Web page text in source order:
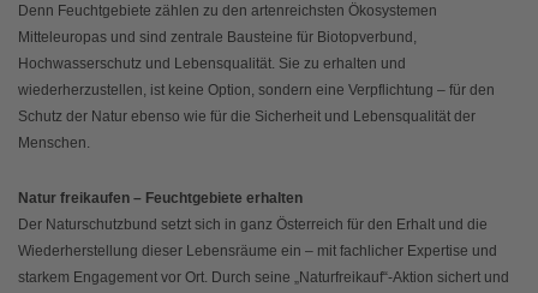
Denn Feuchtgebiete zählen zu den artenreichsten Ökosystemen
Mitteleuropas und sind zentrale Bausteine für Biotopverbund,
Hochwasserschutz und Lebensqualität. Sie zu erhalten und
wiederherzustellen, ist keine Option, sondern eine Verpflichtung – für den
Schutz der Natur ebenso wie für die Sicherheit und Lebensqualität der
Menschen.
Natur freikaufen – Feuchtgebiete erhalten
Der Naturschutzbund setzt sich in ganz Österreich für den Erhalt und die
Wiederherstellung dieser Lebensräume ein – mit fachlicher Expertise und
starkem Engagement vor Ort. Durch seine „Naturfreikauf“-Aktion sichert und